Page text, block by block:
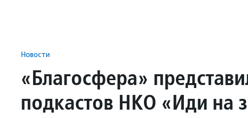
Новости
«Благосфера»
подкастов НКО «Иди на